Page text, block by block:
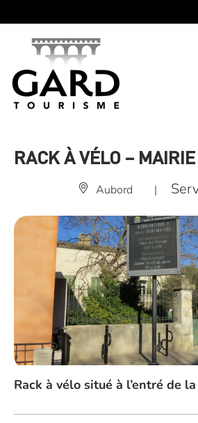
RACK À VÉLO –
Aubord |
Rack à vélo situé à l’entré de